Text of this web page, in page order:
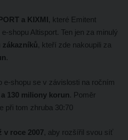
a KIXMI, které Emitent
shopu Altisport. Ten jen za minulý
zákazníků, kteří zde nakoupili za
.
e-shopu se v závislosti na ročním
a 130 miliony korun. Poměr
při tom zhruba 30:70
v roce 2007, aby rozšířil svou síť